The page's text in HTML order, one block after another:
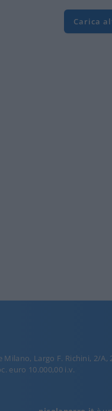
Carica
Milano, Largo F. Richini, 2/A,
euro 10.000,00 i.v.